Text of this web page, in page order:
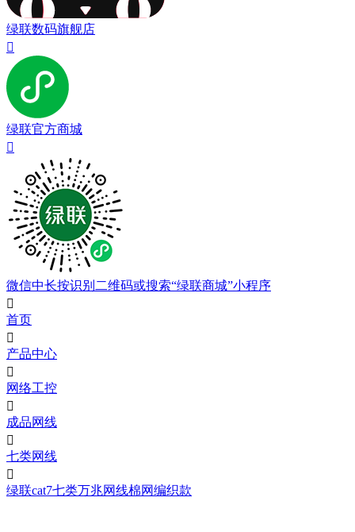
绿联数码旗舰店

绿联官方商城

微信中长按识别二维码或搜索“绿联商城”小程序

首页

产品中心

网络工控

成品网线

七类网线

绿联cat7七类万兆网线棉网编织款